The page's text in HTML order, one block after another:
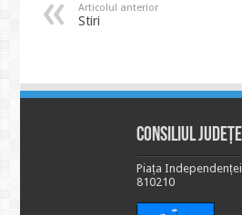
Articolul anterior
Stiri
Consiliul
Piața
810210